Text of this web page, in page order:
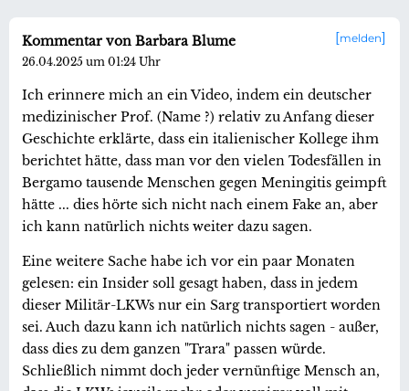
melden
Kommentar von Barbara Blume
26.04.2025 um 01:24 Uhr
Ich erinnere mich an ein Video, indem ein deutscher
medizinischer Prof. (Name ?) relativ zu Anfang dieser
Geschichte erklärte, dass ein italienischer Kollege ihm
berichtet hätte, dass man vor den vielen Todesfällen in
Bergamo tausende Menschen gegen Meningitis geimpft
hätte ... dies hörte sich nicht nach einem Fake an, aber
ich kann natürlich nichts weiter dazu sagen.
Eine weitere Sache habe ich vor ein paar Monaten
gelesen: ein Insider soll gesagt haben, dass in jedem
dieser Militär-LKWs nur ein Sarg transportiert worden
sei. Auch dazu kann ich natürlich nichts sagen - außer,
dass dies zu dem ganzen "Trara" passen würde.
Schließlich nimmt doch jeder vernünftige Mensch an,